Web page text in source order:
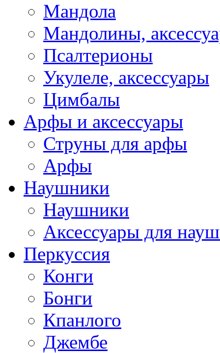
Мандола
Мандолины,
Псалтерионы
Укулеле, аксессуары
Цимбалы
Арфы и аксессуары
Струны для арфы
Арфы
Наушники
Наушники
Аксессуары для
Перкуссия
Конги
Бонги
Кпанлого
Джембе